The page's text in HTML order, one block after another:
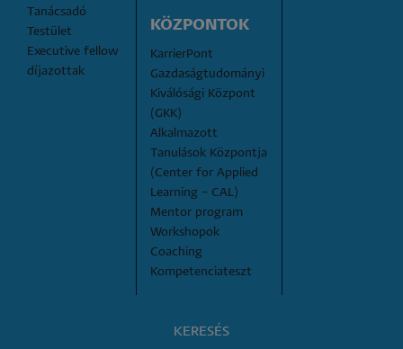
Tanácsadó
Testület
Executive fellow
díjazottak
KÖZPONTOK
KarrierPont
Gazdaságtudományi
Kiválósági Központ
(GKK)
Alkalmazott
Tanulások Központja
(Center for Applied
Learning – CAL)
Mentor program
Workshopok
Coaching
Kompetenciateszt
KERESÉS